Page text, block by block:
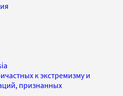
к экстремизму и
признанных